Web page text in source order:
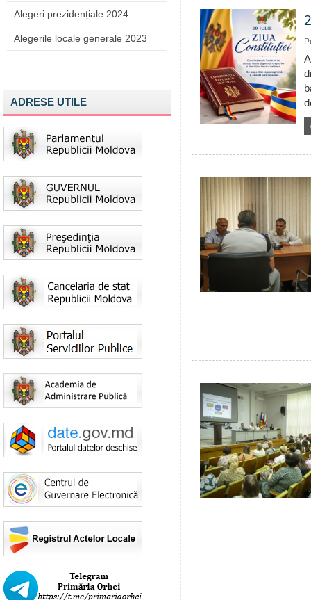
Alegeri prezidențiale 2024
Alegerile locale generale 2023
ADRESE UTILE